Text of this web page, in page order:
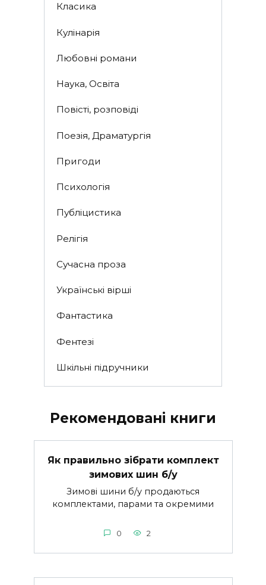
Класика
Кулінарія
Любовні романи
Наука, Освіта
Повісті, розповіді
Поезія, Драматургія
Пригоди
Психологія
Публіцистика
Релігія
Сучасна проза
Українські вірші
Фантастика
Фентезі
Шкільні підручники
Рекомендовані книги
Як правильно зібрати комплект
зимових шин б/у
Зимові шини б/у продаються
комплектами, парами та окремими
0 2